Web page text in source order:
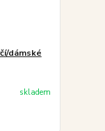
dámské
skladem